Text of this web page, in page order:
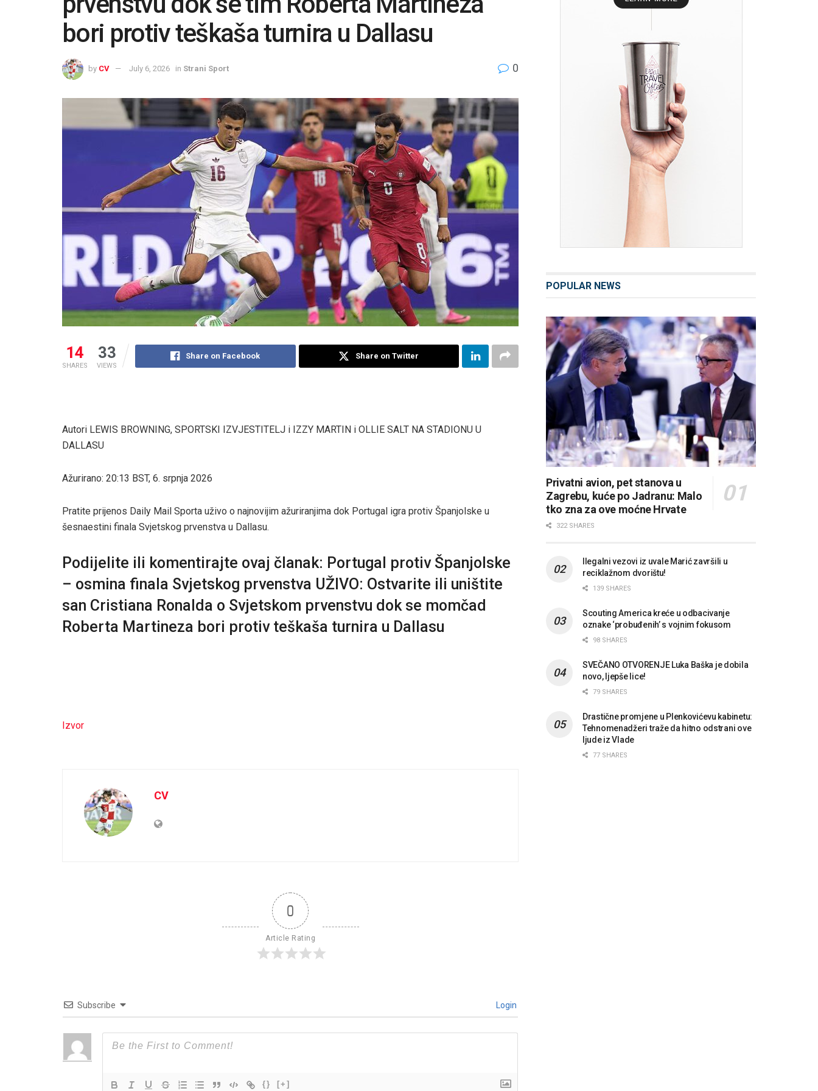
bori protiv teškaša turnira u Dallasu
by CV July 6, 2026 in Strani Sport 0
14
SHARES
33
VIEWS
Share on Facebook Share on Twitter
Autori LEWIS BROWNING, SPORTSKI IZVJESTITELJ i IZZY MARTIN i OLLIE SALT NA STADIONU U
DALLASU
Ažurirano: 20:13 BST, 6. srpnja 2026
Pratite prijenos Daily Mail Sporta uživo o najnovijim ažuriranjima dok Portugal igra protiv Španjolske u
šesnaestini finala Svjetskog prvenstva u Dallasu.
Podijelite ili komentirajte ovaj članak: Portugal protiv Španjolske
– osmina finala Svjetskog prvenstva UŽIVO: Ostvarite ili uništite
san Cristiana Ronalda o Svjetskom prvenstvu dok se momčad
Roberta Martineza bori protiv teškaša turnira u Dallasu
Izvor
CV
0
Article Rating
Subscribe Login
{} [+]
POPULAR NEWS
Privatni avion, pet stanova u
Zagrebu, kuće po Jadranu: Malo
tko zna za ove moćne Hrvate
322 SHARES
Ilegalni vezovi iz uvale Marić završili u
reciklažnom dvorištu!
139 SHARES
Scouting America kreće u odbacivanje
oznake ‘probuđenih’ s vojnim fokusom
98 SHARES
SVEČANO OTVORENJE Luka Baška je dobila
novo, ljepše lice!
79 SHARES
Drastične promjene u Plenkovićevu kabinetu:
Tehnomenadžeri traže da hitno odstrani ove
ljude iz Vlade
77 SHARES